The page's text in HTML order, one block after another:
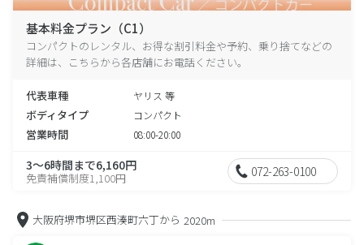
基本料金プラン（C1）
コンパクトのレンタル、お得な割引料金や予約、乗り捨てなどの
詳細は、こちらから各店舗にお電話ください。
代表車種 ヤリス 等
ボディタイプ コンパクト
営業時間 08:00-20:00
3～6時間まで6,160円
免責補償制度1,100円 072-263-0100
大阪府堺市堺区西湊町六丁から 2020m